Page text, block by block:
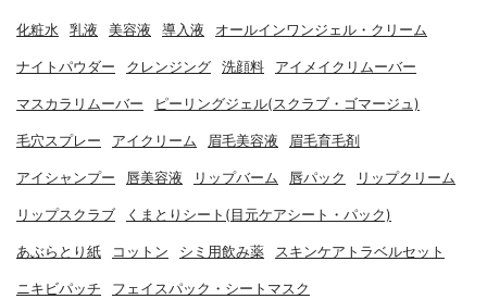
化粧水 乳液 美容液 導入液 オールインワンジェル・クリーム
ナイトパウダー クレンジング 洗顔料 アイメイクリムーバー
マスカラリムーバー ピーリングジェル(スクラブ・ゴマージュ)
毛穴スプレー アイクリーム 眉毛美容液 眉毛育毛剤
アイシャンプー 唇美容液 リップバーム 唇パック リップクリーム
リップスクラブ くまとりシート(目元ケアシート・パック)
あぶらとり紙 コットン シミ用飲み薬 スキンケアトラベルセット
ニキビパッチ フェイスパック・シートマスク